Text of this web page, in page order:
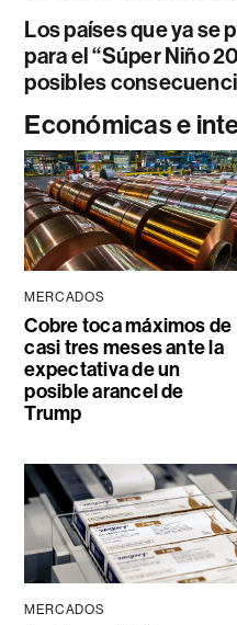
Los países que ya se
para el “Súper Niño
posibles
Económicas e
MERCADOS
Cobre toca máximos de
casi tres meses ante la
expectativa de un
posible arancel de
Trump
MERCADOS